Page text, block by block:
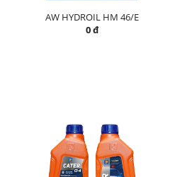
AW HYDROIL HM 46/E
0 đ